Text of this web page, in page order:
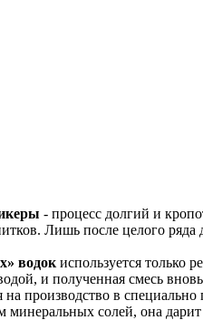
- процесс долгий и
Лишь после целого
водок используется только
и полученная смесь
на производство в
солей, она